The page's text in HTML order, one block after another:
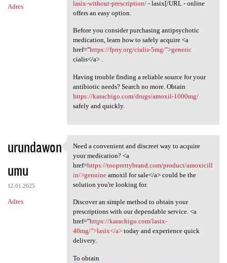
Adres lasix-without-prescription/- lasix[/URL - online
offers an easy option.
Before you consider purchasing antipsychotic
medication, learn how to safely acquire <a
href="https://fpny.org/cialis-5mg/">generic
cialis</a> .
Having trouble finding a reliable source for your
antibiotic needs? Search no more. Obtain
https://karachigo.com/drugs/amoxil-1000mg/
safely and quickly.
urundawon
umu
12.01.2025
Adres
Need a convenient and
Need a convenient and discreet way to acquire
your medication? <a
href=https://tooprettybrand.com/product/amoxicill
in/>genuineamoxil for sale</a> could be the
solution you're looking for.
Discover an simple method to obtain your
prescriptions with our dependable service. <a
href="https://karachigo.com/lasix-
40mg/">lasix</a>today and experience quick
delivery.
To obtain